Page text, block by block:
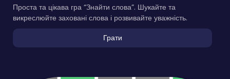
Проста та цікава гра “Знайти слова”. Шукайте та
викреслюйте заховані слова і розвивайте уважність.
Грати